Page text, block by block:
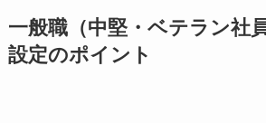
一般職（中堅・ベテラン社
設定のポイント